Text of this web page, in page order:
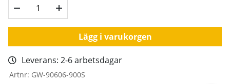
Lägg i varukorgen
Leverans: 2-6 arbetsdagar
Artnr: GW-90606-900S